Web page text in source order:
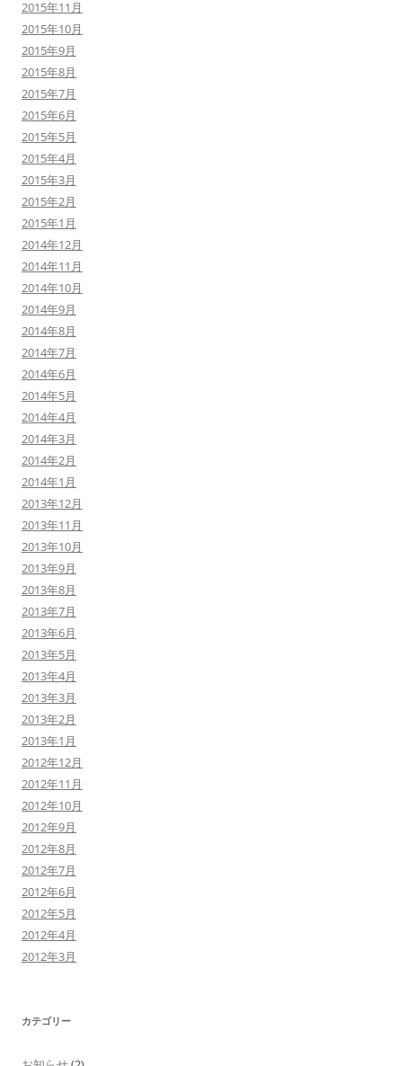
2015年11月
2015年10月
2015年9月
2015年8月
2015年7月
2015年6月
2015年5月
2015年4月
2015年3月
2015年2月
2015年1月
2014年12月
2014年11月
2014年10月
2014年9月
2014年8月
2014年7月
2014年6月
2014年5月
2014年4月
2014年3月
2014年2月
2014年1月
2013年12月
2013年11月
2013年10月
2013年9月
2013年8月
2013年7月
2013年6月
2013年5月
2013年4月
2013年3月
2013年2月
2013年1月
2012年12月
2012年11月
2012年10月
2012年9月
2012年8月
2012年7月
2012年6月
2012年5月
2012年4月
2012年3月
カテゴリー